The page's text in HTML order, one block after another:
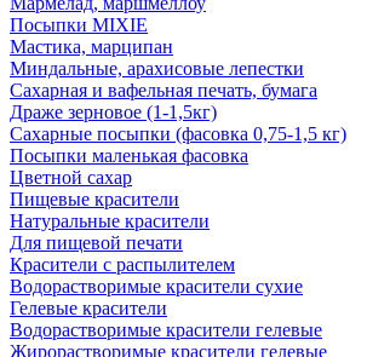
Посыпки MIXIE
Мастика, марципан
Миндальные, арахисовые лепестки
Сахарная и вафельная печать, бумага
Драже зерновое (1-1,5кг)
Сахарные посыпки (фасовка 0,75-1,5 кг)
Посыпки маленькая фасовка
Цветной сахар
Пищевые красители
Натуральные красители
Для пищевой печати
Красители с распылителем
Водорастворимые красители сухие
Гелевые красители
Водорастворимые красители гелевые
Жирорастворимые красители гелевые